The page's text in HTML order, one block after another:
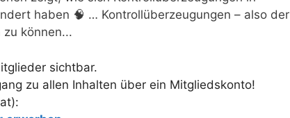
haben 🧠 … Kontrollüberzeugungen – also der
können...
sichtbar.
zu allen Inhalten über ein Mitgliedskonto!